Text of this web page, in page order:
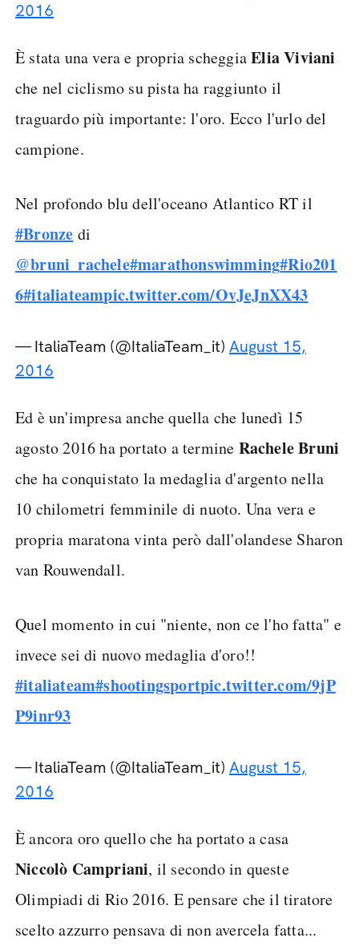
2016
È stata una vera e propria scheggiaElia Viviani
che nel ciclismo su pista ha raggiunto il
traguardo più importante: l'oro. Ecco l'urlo del
campione.
Nel profondo blu dell'oceano Atlantico RT il
#Bronze di
@bruni_rachele#marathonswimming#Rio201
6#italiateampic.twitter.com/OvJeJnXX43
— ItaliaTeam (@ItaliaTeam_it) August 15,
2016
Ed è un'impresa anche quella che lunedì 15
agosto 2016 ha portato a termine Rachele Bruni
che ha conquistato la medaglia d'argento nella
10 chilometri femminile di nuoto. Una vera e
propria maratona vinta però dall'olandese Sharon
van Rouwendall.
Quel momento in cui "niente, non ce l'ho fatta" e
invece sei di nuovo medaglia d'oro!!
#italiateam#shootingsportpic.twitter.com/9jP
P9inr93
— ItaliaTeam (@ItaliaTeam_it) August 15,
2016
È ancora oro quello che ha portato a casa
Niccolò Campriani, il secondo in queste
Olimpiadi di Rio 2016. E pensare che il tiratore
scelto azzurro pensava di non avercela fatta...